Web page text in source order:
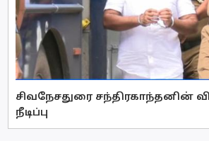
சிவநேசதுரை சந்திரகாந்தனின்
நீடிப்பு